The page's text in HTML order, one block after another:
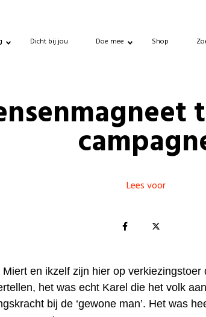
Dicht bij jou Doe mee Shop
Lees voor
Miert en ikzelf zijn hier op
het was echt Karel die het volk
bij de ‘gewone man’. Het was